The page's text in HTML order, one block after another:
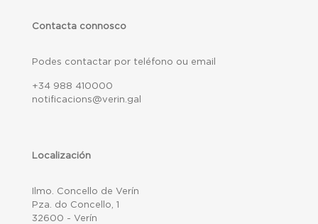
Contacta connosco
Podes contactar por teléfono ou email
+34 988 410000
notificacions@verin.gal
Localización
Ilmo. Concello de Verín
Pza. do Concello, 1
32600 - Verín